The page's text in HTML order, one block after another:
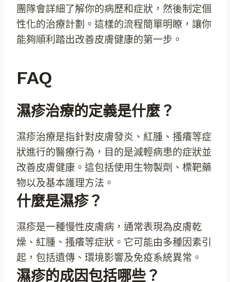
團隊會詳細了解你的病歷和症狀，然後制定個
性化的治療計劃。這樣的流程簡單明瞭，讓你
能夠順利踏出改善皮膚健康的第一步。
FAQ
濕疹治療的定義是什麼？
濕疹治療是指針對皮膚發炎、紅腫、搔癢等症
狀進行的醫療行為，目的是減輕病患的症狀並
改善皮膚健康。這包括使用生物製劑、標靶藥
物以及基本護理方法。
什麼是濕疹？
濕疹是一種慢性皮膚病，通常表現為皮膚乾
燥、紅腫、搔癢等症狀。它可能由多種因素引
起，包括遺傳、環境影響及免疫系統異常。
濕疹的成因包括哪些？